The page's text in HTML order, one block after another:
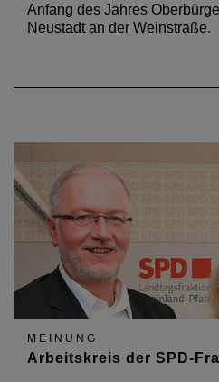
Anfang des Jahres
Neustadt an der Weinstraße.
MEINUNG
Arbeitskreis der SPD-